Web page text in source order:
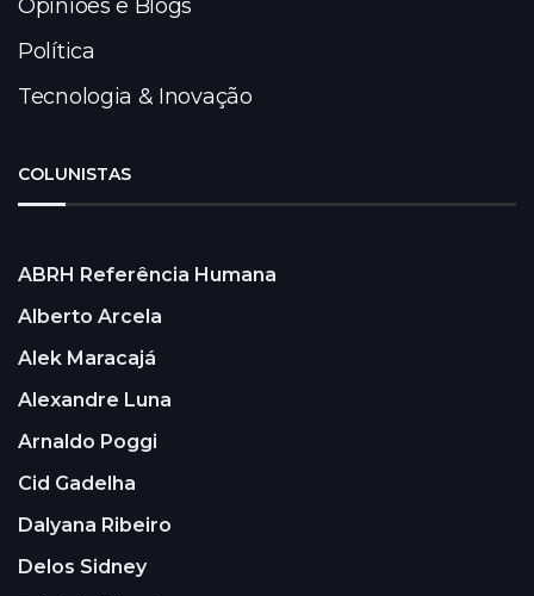
Opiniões e Blogs
Política
Tecnologia & Inovação
COLUNISTAS
ABRH Referência Humana
Alberto Arcela
Alek Maracajá
Alexandre Luna
Arnaldo Poggi
Cid Gadelha
Dalyana Ribeiro
Delos Sidney